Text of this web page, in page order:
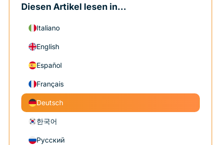
Diesen Artikel lesen in...
Italiano
English
Español
Français
Deutsch
한국어
Русский